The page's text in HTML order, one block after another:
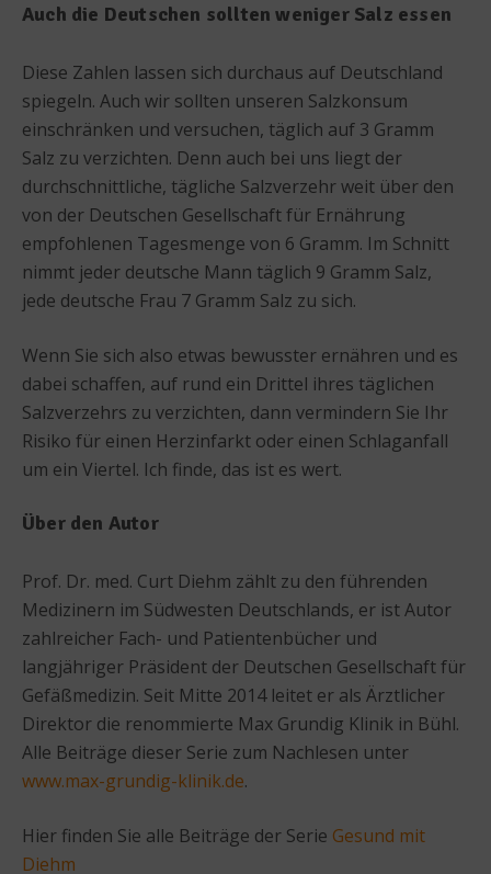
Auch die Deutschen sollten weniger Salz essen
Diese Zahlen lassen sich durchaus auf Deutschland
spiegeln. Auch wir sollten unseren Salzkonsum
einschränken und versuchen, täglich auf 3 Gramm
Salz zu verzichten. Denn auch bei uns liegt der
durchschnittliche, tägliche Salzverzehr weit über den
von der Deutschen Gesellschaft für Ernährung
empfohlenen Tagesmenge von 6 Gramm. Im Schnitt
nimmt jeder deutsche Mann täglich 9 Gramm Salz,
jede deutsche Frau 7 Gramm Salz zu sich.
Wenn Sie sich also etwas bewusster ernähren und es
dabei schaffen, auf rund ein Drittel ihres täglichen
Salzverzehrs zu verzichten, dann vermindern Sie Ihr
Risiko für einen Herzinfarkt oder einen Schlaganfall
um ein Viertel. Ich finde, das ist es wert.
Über den Autor
Prof. Dr. med. Curt Diehm zählt zu den führenden
Medizinern im Südwesten Deutschlands, er ist Autor
zahlreicher Fach- und Patientenbücher und
langjähriger Präsident der Deutschen Gesellschaft für
Gefäßmedizin. Seit Mitte 2014 leitet er als Ärztlicher
Direktor die renommierte Max Grundig Klinik in Bühl.
Alle Beiträge dieser Serie zum Nachlesen unter
www.max-grundig-klinik.de.
Hier finden Sie alle Beiträge der Serie Gesund mit
Diehm